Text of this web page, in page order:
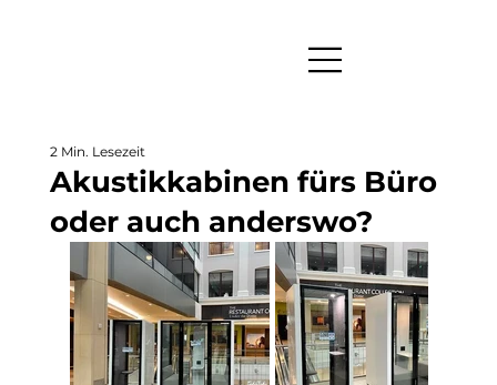
Akustikkabinen fürs Büro
oder auch anderswo?
2 Min. Lesezeit